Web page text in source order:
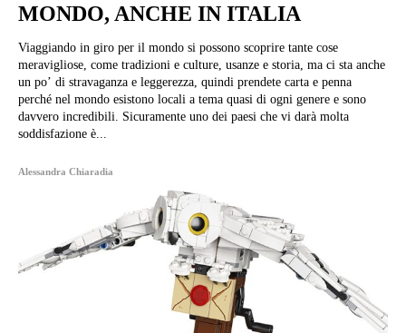
MONDO, ANCHE IN ITALIA
Viaggiando in giro per il mondo si possono scoprire tante cose
meravigliose, come tradizioni e culture, usanze e storia, ma ci sta anche
un po’ di stravaganza e leggerezza, quindi prendete carta e penna
perché nel mondo esistono locali a tema quasi di ogni genere e sono
davvero incredibili. Sicuramente uno dei paesi che vi darà molta
soddisfazione è...
Alessandra Chiaradia